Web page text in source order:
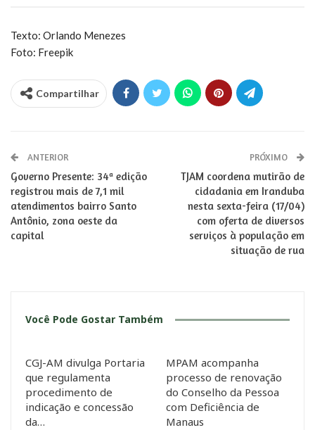
Texto: Orlando Menezes
Foto: Freepik
Compartilhar
ANTERIOR
Governo Presente: 34ª edição
registrou mais de 7,1 mil
atendimentos bairro Santo
Antônio, zona oeste da
capital
PRÓXIMO
TJAM coordena mutirão de
cidadania em Iranduba
nesta sexta-feira (17/04)
com oferta de diversos
serviços à população em
situação de rua
Você Pode Gostar Também
CGJ-AM divulga Portaria
que regulamenta
procedimento de
indicação e concessão
da…
MPAM acompanha
processo de renovação
do Conselho da Pessoa
com Deficiência de
Manaus